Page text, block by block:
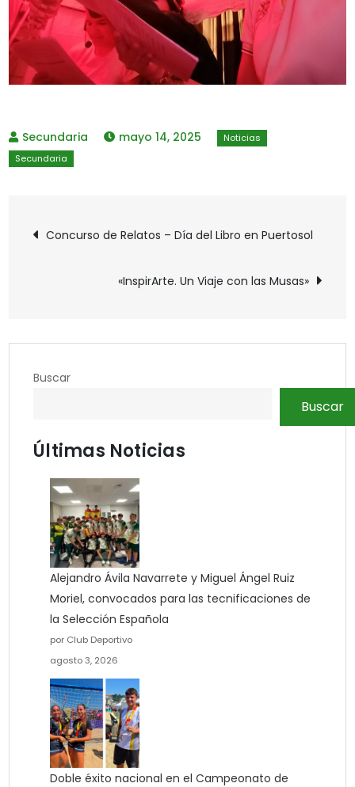
mayo 14, 2025
Navegación
Concurso de Relatos – Día del Libro en Puertosol
«InspirArte. Un Viaje con las Musas»
Buscar
Buscar
Últimas Noticias
Alejandro Ávila Navarrete y Miguel Ángel Ruiz
Moriel, convocados para las tecnificaciones de
la Selección Española
por Club Deportivo
agosto 3, 2026
Doble éxito nacional en el Campeonato de